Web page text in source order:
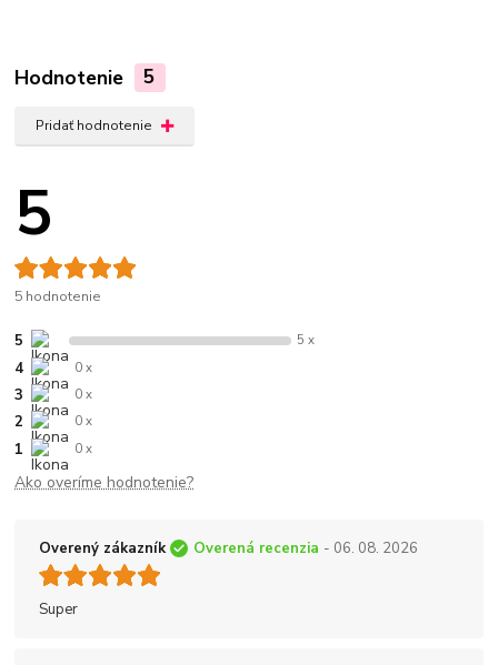
Hodnotenie 5
Pridať hodnotenie
5
5 hodnotenie
5 5 x
4 0 x
3 0 x
2 0 x
1 0 x
Ako overíme hodnotenie?
Overený zákazník Overená recenzia - 06. 08. 2026
Super